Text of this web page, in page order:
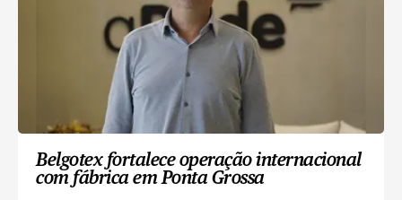
Belgotex fortalece operação internacional
com fábrica em Ponta Grossa